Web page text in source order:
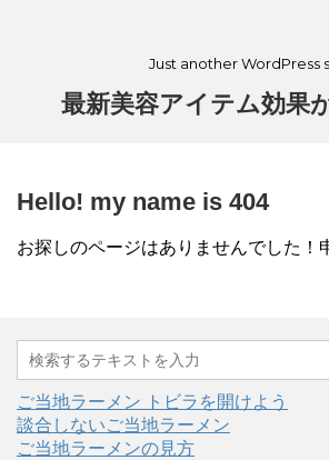
Just another WordPress
最新美容アイテム効果
Hello! my name is 404
お探しのページはありませんでした！
ご当地ラーメン トビラを開けよう
談合しないご当地ラーメン
ご当地ラーメンの見方